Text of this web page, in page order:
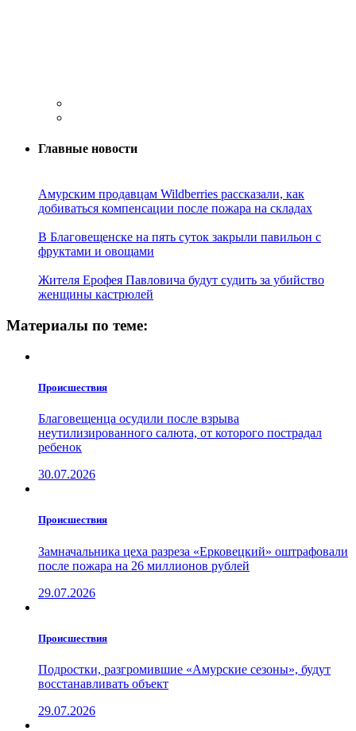
Главные новости
Амурским продавцам Wildberries рассказали, как
добиваться компенсации после пожара на складах
В Благовещенске на пять суток закрыли павильон с
фруктами и овощами
Жителя Ерофея Павловича будут судить за убийство
женщины кастрюлей
Материалы по теме:
Проиcшествия
Благовещенца осудили после взрыва
неутилизированного салюта, от которого пострадал
ребенок
30.07.2026
Проиcшествия
Замначальника цеха разреза «Ерковецкий» оштрафовали
после пожара на 26 миллионов рублей
29.07.2026
Проиcшествия
Подростки, разгромившие «Амурские сезоны», будут
восстанавливать объект
29.07.2026